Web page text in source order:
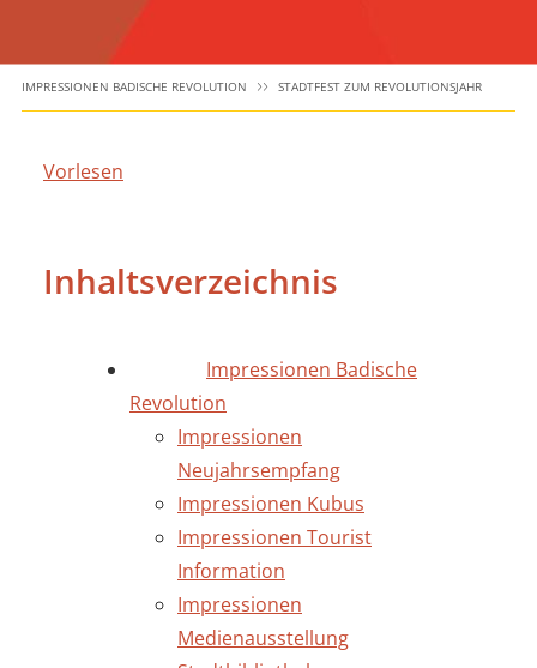
IMPRESSIONEN BADISCHE REVOLUTION STADTFEST ZUM REVOLUTIONSJAHR
Vorlesen
Inhaltsverzeichnis
Impressionen Badische
Revolution
Impressionen
Neujahrsempfang
Impressionen Kubus
Impressionen Tourist
Information
Impressionen
Medienausstellung